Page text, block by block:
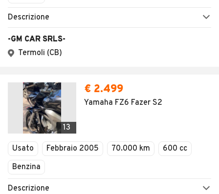
Descrizione
-GM CAR SRLS-
Termoli (CB)
13
€ 2.499
Yamaha FZ6 Fazer S2
Usato Febbraio 2005 70.000 km
600 cc
Benzina
Descrizione